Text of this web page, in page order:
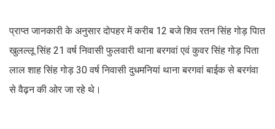
प्राप्त जानकारी के अनुसार दोपहर में करीब 12 बजे शिव रतन सिंह गोड़ पिात
खुलल्लू सिंह 21 वर्ष निवासी फुलवारी थाना बरगवां एवं कुवर सिंह गोड़ पिता
लाल शाह सिंह गोड़ 30 वर्ष निवासी दुधमनियां थाना बरगवां बाईक से बरगंवा
से वैढ़न की ओर जा रहे थे।